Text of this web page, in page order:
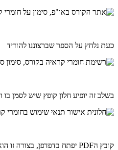
כעת נלחץ על הספר שברצוננו להוריד
בשלב זה יופיע חלון קופץ שיש לסמן
קובץ הPDF יפתח בדפדפן, בצורה זו הוא נגיש רק באופן מקוון. על מנת להוריד אותו למחשב, יש ללחוץ על סמל ההורדה